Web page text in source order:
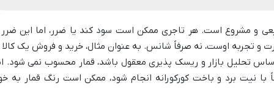
و مشروع است. هر تاجری ممکن است سود کند یا ضرر، اما این
و تجربه اوست، نه صرفاً شانس. به عنوان مثال، خرید و فروش یک کالا
تحلیل بازار و ریسک پذیری معقول باشد، قمار محسوب نمی شود.
نیت برد و باخت کورکورانه انجام شود، ممکن است رنگ قمار به